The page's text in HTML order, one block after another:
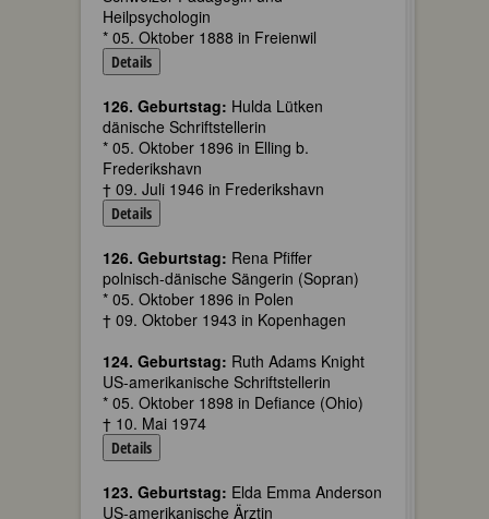
Heilpsychologin
* 05. Oktober 1888 in Freienwil
Details
126. Geburtstag: Hulda Lütken
dänische Schriftstellerin
* 05. Oktober 1896 in Elling b.
Frederikshavn
† 09. Juli 1946 in Frederikshavn
Details
126. Geburtstag: Rena Pfiffer
polnisch-dänische Sängerin (Sopran)
* 05. Oktober 1896 in Polen
† 09. Oktober 1943 in Kopenhagen
124. Geburtstag: Ruth Adams Knight
US-amerikanische Schriftstellerin
* 05. Oktober 1898 in Defiance (Ohio)
† 10. Mai 1974
Details
123. Geburtstag: Elda Emma Anderson
US-amerikanische Ärztin